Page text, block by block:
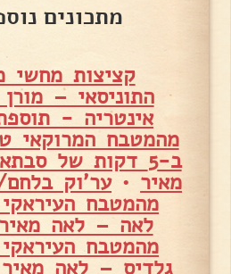
מתכונים
קציצות מחשי
התוניסאי – מורן
אינטריה -
מהמטבח המרוקאי
ב-5 דקות של
מאיר •ער'וק
מהמטבח
לאה – לאה מאיר
מהמטבח
גלדיס – לאה מאיר